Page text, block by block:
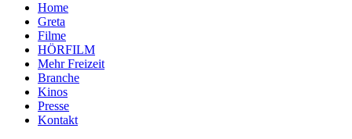
Home
Greta
Filme
HÖRFILM
Mehr Freizeit
Branche
Kinos
Presse
Kontakt